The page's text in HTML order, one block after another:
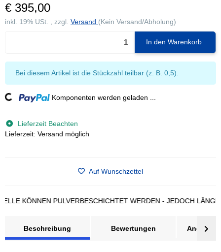
€ 395,00
inkl. 19% USt. , zzgl. Versand (Kein Versand/Abholung)
In den Warenkorb
x
Bei diesem Artikel ist die Stückzahl teilbar (z. B. 0,5).
Komponenten werden geladen ...
Lieferzeit Beachten
Lieferzeit: Versand möglich
Auf Wunschzettel
KÖNNEN PULVERBESCHICHTET WERDEN - JEDOCH LÄNGERE
Beschreibung Bewertungen Angebot